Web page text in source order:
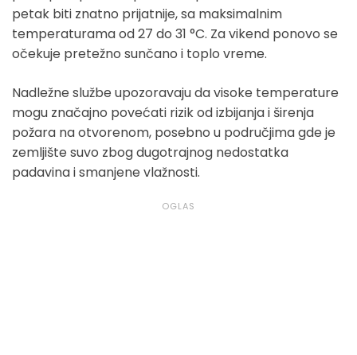
petak biti znatno prijatnije, sa maksimalnim
temperaturama od 27 do 31 °C. Za vikend ponovo se
očekuje pretežno sunčano i toplo vreme.
Nadležne službe upozoravaju da visoke temperature
mogu značajno povećati rizik od izbijanja i širenja
požara na otvorenom, posebno u područjima gde je
zemljište suvo zbog dugotrajnog nedostatka
padavina i smanjene vlažnosti.